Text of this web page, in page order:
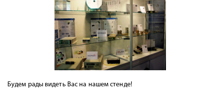
Будем рады видеть Вас на нашем стенде!